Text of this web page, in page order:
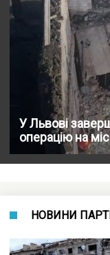
У Львові
операцію на
НОВИНИ